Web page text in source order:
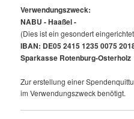
Verwendungszweck:
NABU - Haaßel -
(Dies ist ein gesondert
IBAN: DE05 2415 1235 0075
Sparkasse Rotenburg-Osterholz
Zur erstellung einer
im Verwendungszweck benötigt.